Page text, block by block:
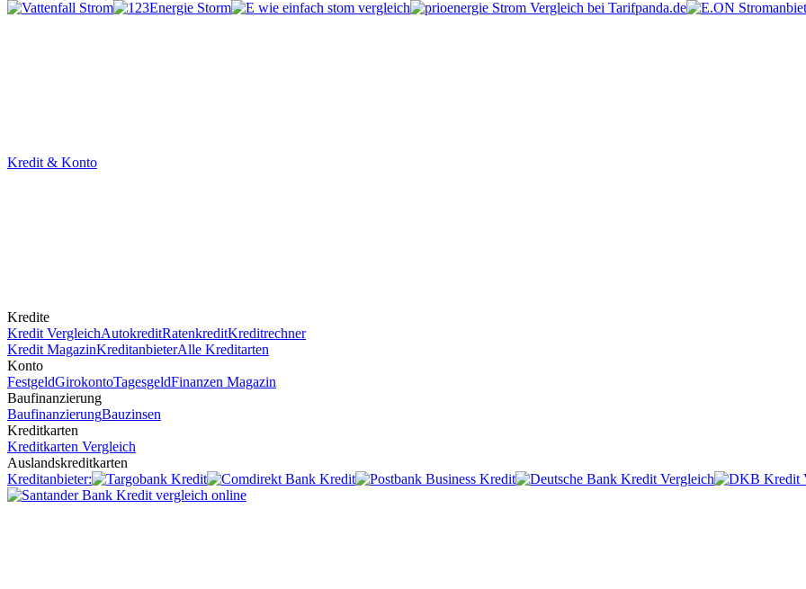
Kredit & Konto
Kredite
Kredit VergleichAutokreditRatenkreditKreditrechner
Kredit MagazinKreditanbieterAlle Kreditarten
Konto
FestgeldGirokontoTagesgeldFinanzen Magazin
Baufinanzierung
BaufinanzierungBauzinsen
Kreditkarten
Kreditkarten Vergleich
Auslandskreditkarten
Kreditanbieter: